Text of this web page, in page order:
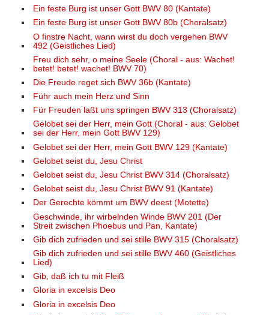
Ein feste Burg ist unser Gott BWV 80 (Kantate)
Ein feste Burg ist unser Gott BWV 80b (Choralsatz)
O finstre Nacht, wann wirst du doch vergehen BWV
492 (Geistliches Lied)
Freu dich sehr, o meine Seele (Choral - aus: Wachet!
betet! betet! wachet! BWV 70)
Die Freude reget sich BWV 36b (Kantate)
Führ auch mein Herz und Sinn
Für Freuden laßt uns springen BWV 313 (Choralsatz)
Gelobet sei der Herr, mein Gott (Choral - aus: Gelobet
sei der Herr, mein Gott BWV 129)
Gelobet sei der Herr, mein Gott BWV 129 (Kantate)
Gelobet seist du, Jesu Christ
Gelobet seist du, Jesu Christ BWV 314 (Choralsatz)
Gelobet seist du, Jesu Christ BWV 91 (Kantate)
Der Gerechte kömmt um BWV deest (Motette)
Geschwinde, ihr wirbelnden Winde BWV 201 (Der
Streit zwischen Phoebus und Pan, Kantate)
Gib dich zufrieden und sei stille BWV 315 (Choralsatz)
Gib dich zufrieden und sei stille BWV 460 (Geistliches
Lied)
Gib, daß ich tu mit Fleiß
Gloria in excelsis Deo
Gloria in excelsis Deo